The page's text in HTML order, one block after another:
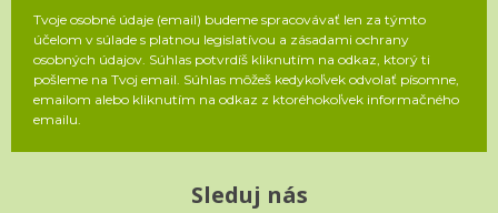
Tvoje osobné údaje (email) budeme spracovávať len za týmto
účelom v súlade s platnou legislatívou a zásadami ochrany
osobných údajov. Súhlas potvrdíš kliknutím na odkaz, ktorý ti
pošleme na Tvoj email. Súhlas môžeš kedykoľvek odvolať písomne,
emailom alebo kliknutím na odkaz z ktoréhokoľvek informačného
emailu.
Sleduj nás